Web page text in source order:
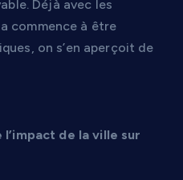
Déjà avec les
commence à être
on s’en aperçoit de
l’impact de la ville sur